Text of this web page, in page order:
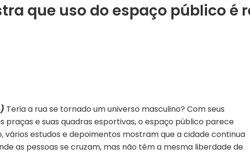
que uso do espaço público é
Teria a rua se tornado um universo masculino? Com seus
praças e suas quadras esportivas, o espaço público parece
vários estudos e depoimentos mostram que a cidade continua
as pessoas se cruzam, mas não têm a mesma liberdade de